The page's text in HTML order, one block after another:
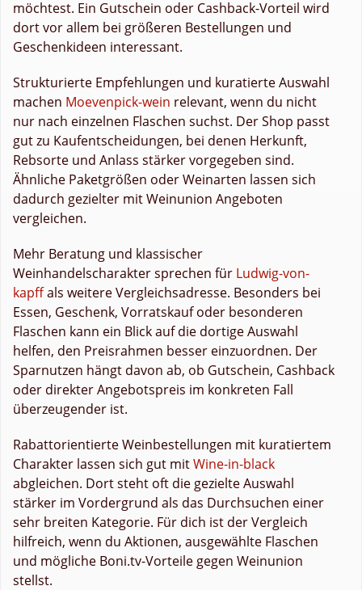
möchtest. Ein Gutschein oder Cashback-Vorteil wird
dort vor allem bei größeren Bestellungen und
Geschenkideen interessant.
Strukturierte Empfehlungen und kuratierte Auswahl
machen Moevenpick-wein relevant, wenn du nicht
nur nach einzelnen Flaschen suchst. Der Shop passt
gut zu Kaufentscheidungen, bei denen Herkunft,
Rebsorte und Anlass stärker vorgegeben sind.
Ähnliche Paketgrößen oder Weinarten lassen sich
dadurch gezielter mit Weinunion Angeboten
vergleichen.
Mehr Beratung und klassischer
Weinhandelscharakter sprechen für Ludwig-von-
kapffals weitere Vergleichsadresse. Besonders bei
Essen, Geschenk, Vorratskauf oder besonderen
Flaschen kann ein Blick auf die dortige Auswahl
helfen, den Preisrahmen besser einzuordnen. Der
Sparnutzen hängt davon ab, ob Gutschein, Cashback
oder direkter Angebotspreis im konkreten Fall
überzeugender ist.
Rabattorientierte Weinbestellungen mit kuratiertem
Charakter lassen sich gut mitWine-in-black
abgleichen. Dort steht oft die gezielte Auswahl
stärker im Vordergrund als das Durchsuchen einer
sehr breiten Kategorie. Für dich ist der Vergleich
hilfreich, wenn du Aktionen, ausgewählte Flaschen
und mögliche Boni.tv-Vorteile gegen Weinunion
stellst.